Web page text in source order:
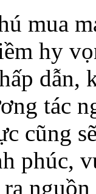
mua
hy
dẫn,
tác
cũng
phúc,